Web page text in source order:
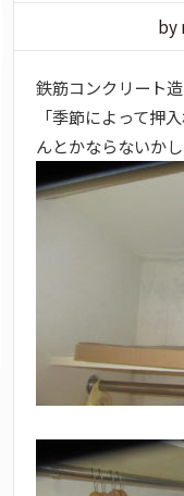
by
鉄筋コンクリート
「季節によって押
んとかならないかし